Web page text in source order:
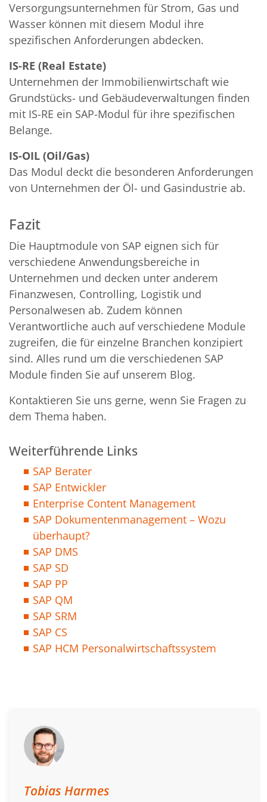
Versorgungsunternehmen für Strom, Gas und
Wasser können mit diesem Modul ihre
spezifischen Anforderungen abdecken.
IS-RE (Real Estate)
Unternehmen der Immobilienwirtschaft wie
Grundstücks- und Gebäudeverwaltungen finden
mit IS-RE ein SAP-Modul für ihre spezifischen
Belange.
IS-OIL (Oil/Gas)
Das Modul deckt die besonderen Anforderungen
von Unternehmen der Öl- und Gasindustrie ab.
Fazit
Die Hauptmodule von SAP eignen sich für
verschiedene Anwendungsbereiche in
Unternehmen und decken unter anderem
Finanzwesen, Controlling, Logistik und
Personalwesen ab. Zudem können
Verantwortliche auch auf verschiedene Module
zugreifen, die für einzelne Branchen konzipiert
sind. Alles rund um die verschiedenen SAP
Module finden Sie auf unserem Blog.
Kontaktieren Sie uns gerne, wenn Sie Fragen zu
dem Thema haben.
Weiterführende Links
SAP Berater
SAP Entwickler
Enterprise Content Management
SAP Dokumentenmanagement – Wozu
überhaupt?
SAP DMS
SAP SD
SAP PP
SAP QM
SAP SRM
SAP CS
SAP HCM Personalwirtschaftssystem
Tobias Harmes